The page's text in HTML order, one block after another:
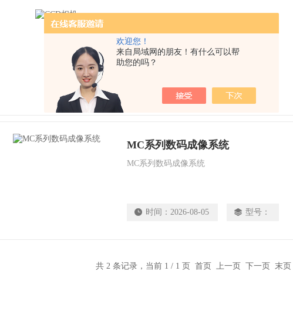
欢迎您！
来自局域网的朋友！有什么可以帮
助您的吗？
CCD相机，显微镜相机，显微镜用CCD
时间：2026-08-05 型号：
MC系列数码成像系统
MC系列数码成像系统
时间： 2026-08-05 型号：
共 2 条记录，当前 1 / 1 页 首页 上一页 下一页 末